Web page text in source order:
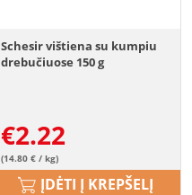
Schesir vištiena su kumpiu
drebučiuose 150 g
€2.22
(14.80 € / kg)
ĮDĖTI Į KREPŠELĮ